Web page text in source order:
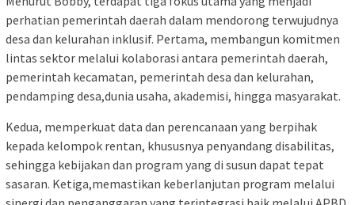
perhatian pemerintah daerah dalam mendorong terwujudnya
desa dan kelurahan inklusif. Pertama, membangun komitmen
lintas sektor melalui kolaborasi antara pemerintah daerah,
pemerintah kecamatan, pemerintah desa dan kelurahan,
pendamping desa,dunia usaha, akademisi, hingga masyarakat.
Kedua, memperkuat data dan perencanaan yang berpihak
kepada kelompok rentan, khususnya penyandang disabilitas,
sehingga kebijakan dan program yang di susun dapat tepat
sasaran. Ketiga,memastikan keberlanjutan program melalui